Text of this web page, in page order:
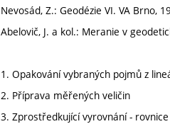
Nevosád, Z.: Geodézie VI. VA Brno,
Abelovič, J. a kol.: Meranie v
1. Opakování vybraných pojmů z
2. Příprava měřených veličin
3. Zprostředkující vyrovnání -